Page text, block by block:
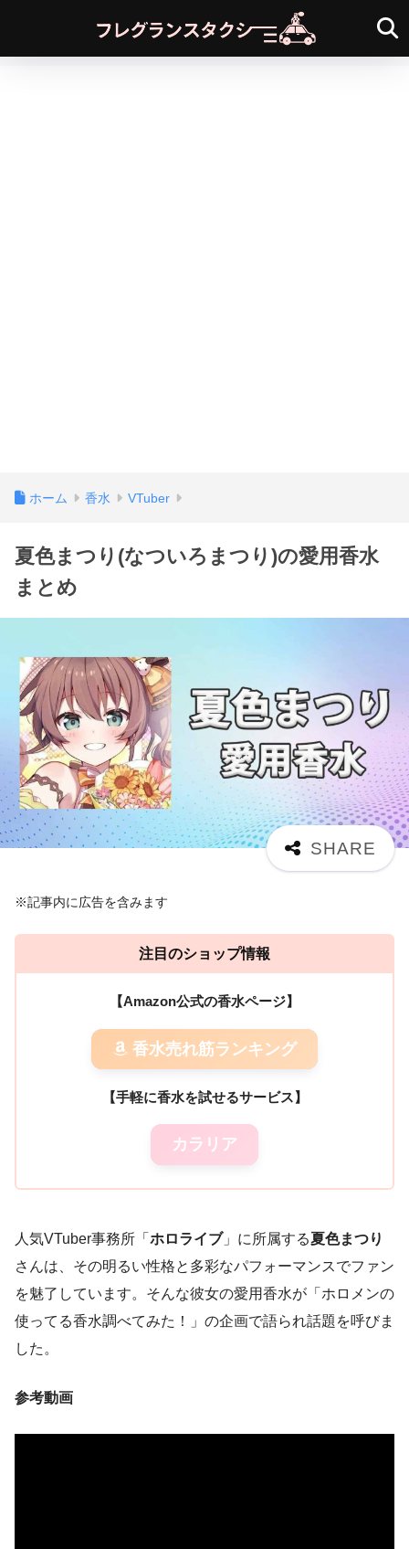
ホーム 香水 VTuber
夏色まつり(なついろまつり)の愛用香水
まとめ
※記事内に広告を含みます
注目のショップ情報
【Amazon公式の香水ページ】
香水売れ筋ランキング
【手軽に香水を試せるサービス】
カラリア
人気VTuber事務所「 ホロライブ」に所属する夏色まつり
さんは、その明るい性格と多彩なパフォーマンスでファン
を魅了しています。そんな彼女の愛用香水が「ホロメンの
使ってる香水調べてみた！」の企画で語られ話題を呼びま
した。
参考動画